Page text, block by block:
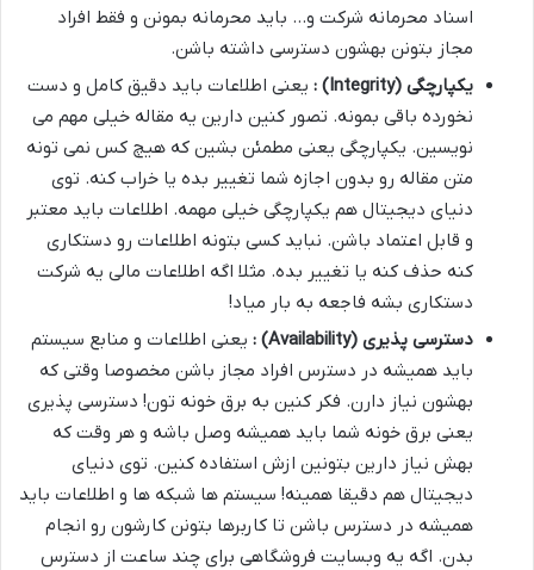
اسناد محرمانه شرکت و… باید محرمانه بمونن و فقط افراد
مجاز بتونن بهشون دسترسی داشته باشن.
یکپارچگی (Integrity)
: یعنی اطلاعات باید دقیق کامل و دست
نخورده باقی بمونه. تصور کنین دارین یه مقاله خیلی مهم می
نویسین. یکپارچگی یعنی مطمئن بشین که هیچ کس نمی تونه
متن مقاله رو بدون اجازه شما تغییر بده یا خراب کنه. توی
دنیای دیجیتال هم یکپارچگی خیلی مهمه. اطلاعات باید معتبر
و قابل اعتماد باشن. نباید کسی بتونه اطلاعات رو دستکاری
کنه حذف کنه یا تغییر بده. مثلا اگه اطلاعات مالی یه شرکت
دستکاری بشه فاجعه به بار میاد!
دسترسی پذیری (Availability)
: یعنی اطلاعات و منابع سیستم
باید همیشه در دسترس افراد مجاز باشن مخصوصا وقتی که
بهشون نیاز دارن. فکر کنین به برق خونه تون! دسترسی پذیری
یعنی برق خونه شما باید همیشه وصل باشه و هر وقت که
بهش نیاز دارین بتونین ازش استفاده کنین. توی دنیای
دیجیتال هم دقیقا همینه! سیستم ها شبکه ها و اطلاعات باید
همیشه در دسترس باشن تا کاربرها بتونن کارشون رو انجام
بدن. اگه یه وبسایت فروشگاهی برای چند ساعت از دسترس